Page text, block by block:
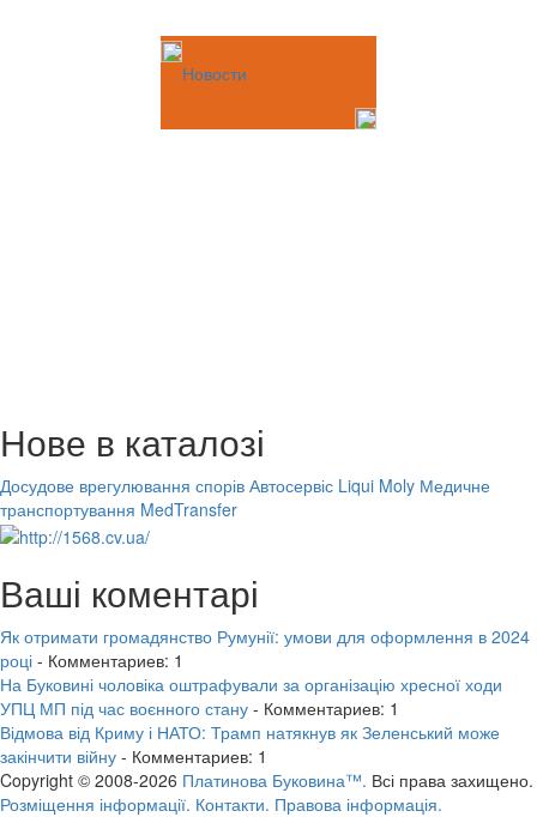
Новости
Нове в каталозі
Досудове врегулювання спорів Автосервіс Liqui Moly Медичне
транспортування MedTransfer
Ваші коментарі
Як отримати громадянство Румунії: умови для оформлення в 2024
році - Комментариев: 1
На Буковині чоловіка оштрафували за організацію хресної ходи
УПЦ МП під час воєнного стану - Комментариев: 1
Відмова від Криму і НАТО: Трамп натякнув як Зеленський може
закінчити війну - Комментариев: 1
Copyright © 2008-2026 Платинова Буковина™. Всі права захищено.
Розміщення інформації. Контакти. Правова інформація.